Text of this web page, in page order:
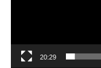
20:29